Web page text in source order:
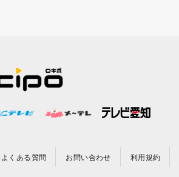
よくある質問 お問い合わせ 利用規約